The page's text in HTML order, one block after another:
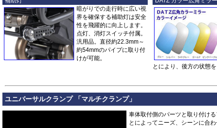
暗がりでの走行時に広い視
界を確保する補助灯は安全
性を飛躍的に向上します。
点灯、消灯スイッチ付属。
汎用品。直径約22.3mm～
約54mmのパイプに取り付
けが可能。
とにより、後方の状態
ユニバーサルクランプ 「マルチクランプ」
車体取付側のパーツと取り付け
とによってニーズ、シーンに合